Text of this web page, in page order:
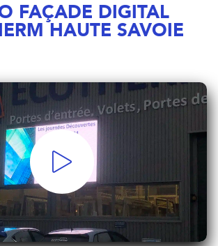
FAÇADE DIGITAL
HAUTE SAVOIE